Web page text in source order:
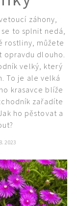
záhony,
to splnit nedá,
rostliny, můžete
opravdu dlouho.
velký, který
To je ale velká
krasavce blíže
zařadíte
ho pěstovat a
2023